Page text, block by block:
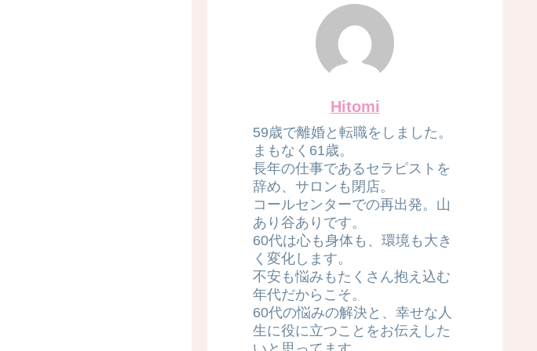
Hitomi
59歳で離婚と転職をしました。
まもなく61歳。
長年の仕事であるセラピストを
辞め、サロンも閉店。
コールセンターでの再出発。山
あり谷ありです。
60代は心も身体も、環境も大き
く変化します。
不安も悩みもたくさん抱え込む
年代だからこそ。
60代の悩みの解決と、幸せな人
生に役に立つことをお伝えした